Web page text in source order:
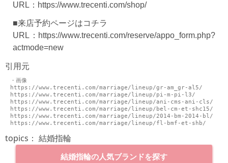
URL： https://www.trecenti.com/shop/
■来店予約ページはコチラ
URL： https://www.trecenti.com/reserve/appo_form.php?
actmode=new
引用元
・画像
https://www.trecenti.com/marriage/lineup/gr-am_gr-al5/
https://www.trecenti.com/marriage/lineup/pi-m-pi-l3/
https://www.trecenti.com/marriage/lineup/ani-cms-ani-cls/
https://www.trecenti.com/marriage/lineup/bel-cm-et-shc15/
https://www.trecenti.com/marriage/lineup/2014-bm-2014-bl/
https://www.trecenti.com/marriage/lineup/fl-bmf-et-shb/
topics： 結婚指輪
結婚指輪の人気ブランドを探す